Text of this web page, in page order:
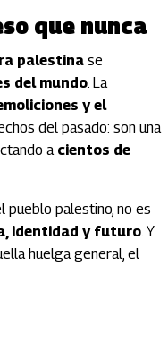
que nunca
palestina se
del mundo. La
y el
del pasado: son una
a cientos de
pueblo palestino, no es
identidad y futuro. Y
huelga general, el